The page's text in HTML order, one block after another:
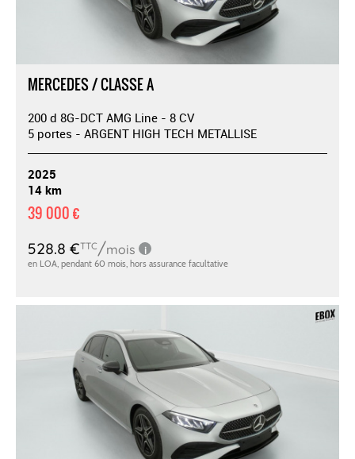
MERCEDES / CLASSE A
200 d 8G-DCT AMG Line - 8 CV
5 portes - ARGENT HIGH TECH METALLISE
2025
14 km
39 000 €